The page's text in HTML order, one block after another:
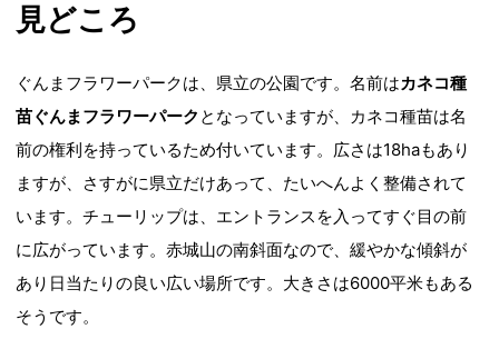
見どころ
ぐんまフラワーパークは、県立の公園です。名前はカネコ種
苗ぐんまフラワーパーク となっていますが、カネコ種苗は名
前の権利を持っているため付いています。広さは18haもあり
ますが、さすがに県立だけあって、たいへんよく整備されて
います。チューリップは、エントランスを入ってすぐ目の前
に広がっています。赤城山の南斜面なので、緩やかな傾斜が
あり日当たりの良い広い場所です。大きさは6000平米もある
そうです。